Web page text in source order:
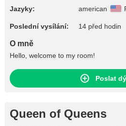
Jazyky: american
Poslední vysílání: 14 před hodin
O mně
Hello, welcome to my room!
Poslat
Queen of Queens